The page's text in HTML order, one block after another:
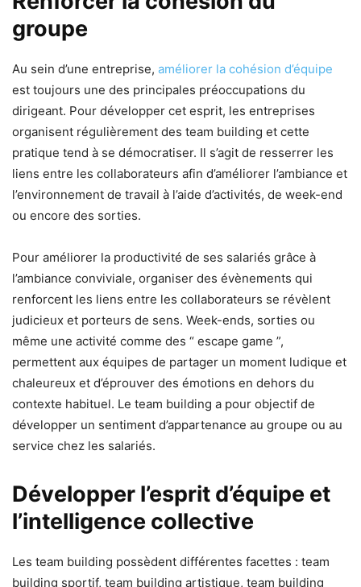
groupe
Au sein d’une entreprise, améliorer la cohésion d’équipe
est toujours une des principales préoccupations du
dirigeant. Pour développer cet esprit, les entreprises
organisent régulièrement des team building et cette
pratique tend à se démocratiser. Il s’agit de resserrer les
liens entre les collaborateurs afin d’améliorer l’ambiance et
l’environnement de travail à l’aide d’activités, de week-end
ou encore des sorties.
Pour améliorer la productivité de ses salariés grâce à
l’ambiance conviviale, organiser des évènements qui
renforcent les liens entre les collaborateurs se révèlent
judicieux et porteurs de sens. Week-ends, sorties ou
même une activité comme des “ escape game ”,
permettent aux équipes de partager un moment ludique et
chaleureux et d’éprouver des émotions en dehors du
contexte habituel. Le team building a pour objectif de
développer un sentiment d’appartenance au groupe ou au
service chez les salariés.
Développer l’esprit d’équipe et
l’intelligence collective
Les team building possèdent différentes facettes : team
building sportif, team building artistique, team building